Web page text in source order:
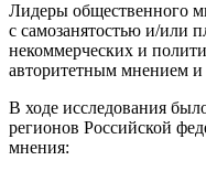
Лидеры общественного
с самозанятостью и/или
некоммерческих и
авторитетным мнением
В ходе исследования
регионов Российской
мнения: